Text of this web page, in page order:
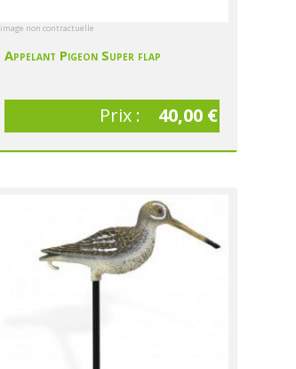
image non contractuelle
Appelant Pigeon Super flap
Prix : 40,00 €